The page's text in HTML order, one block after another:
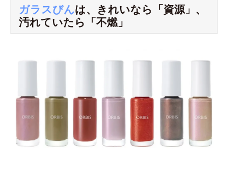
ガラスびんは、きれいなら「資源」、
汚れていたら「不燃」